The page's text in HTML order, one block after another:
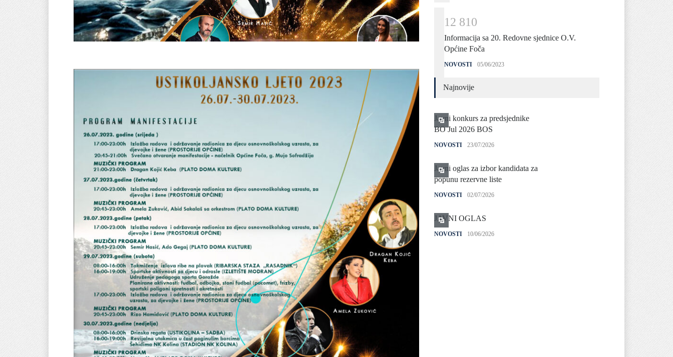
12 810
Informacija sa 20. Redovne sjednice O.V.
Općine Foča
NOVOSTI 05/06/2023
Najnovije
Javni konkurs za predsjednike
BO Jul 2026 BOS
NOVOSTI 23/07/2026
Javni oglas za izbor kandidata za
popunu rezervne liste
NOVOSTI 02/07/2026
JAVNI OGLAS
NOVOSTI 10/06/2026